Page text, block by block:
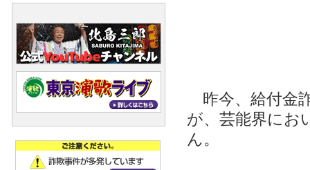
昨今、給付金
が、芸能界にお
ん。